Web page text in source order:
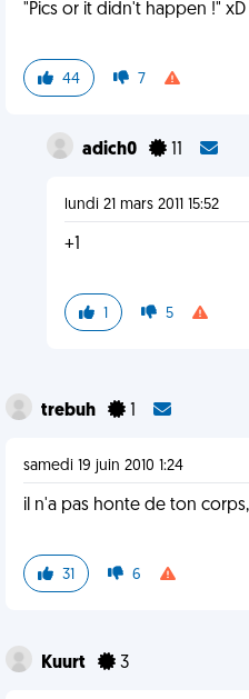
"Pics or it didn't happen !" xD
44 7
adich0 11
lundi 21 mars 2011 15:52
+1
1 5
trebuh
samedi 19 juin 2010 1:24
il n'a pas honte de ton corps,
31 6
Kuurt 3